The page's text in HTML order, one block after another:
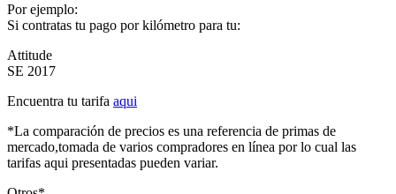
Por ejemplo:
Si contratas tu pago por kilómetro para tu:
Attitude
SE 2017
Encuentra tu tarifa aqui
*La comparación de precios es una referencia de primas de
mercado,tomada de varios compradores en línea por lo cual las
tarifas aqui presentadas pueden variar.